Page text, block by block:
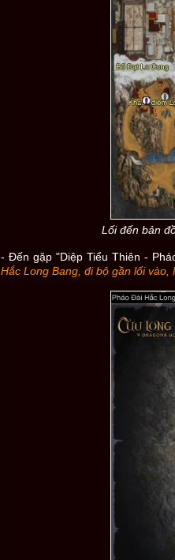
Lối đến bản
- Đến gặp "Diệp Tiểu Thiên -
Hắc Long Bang, đi bộ gần lối